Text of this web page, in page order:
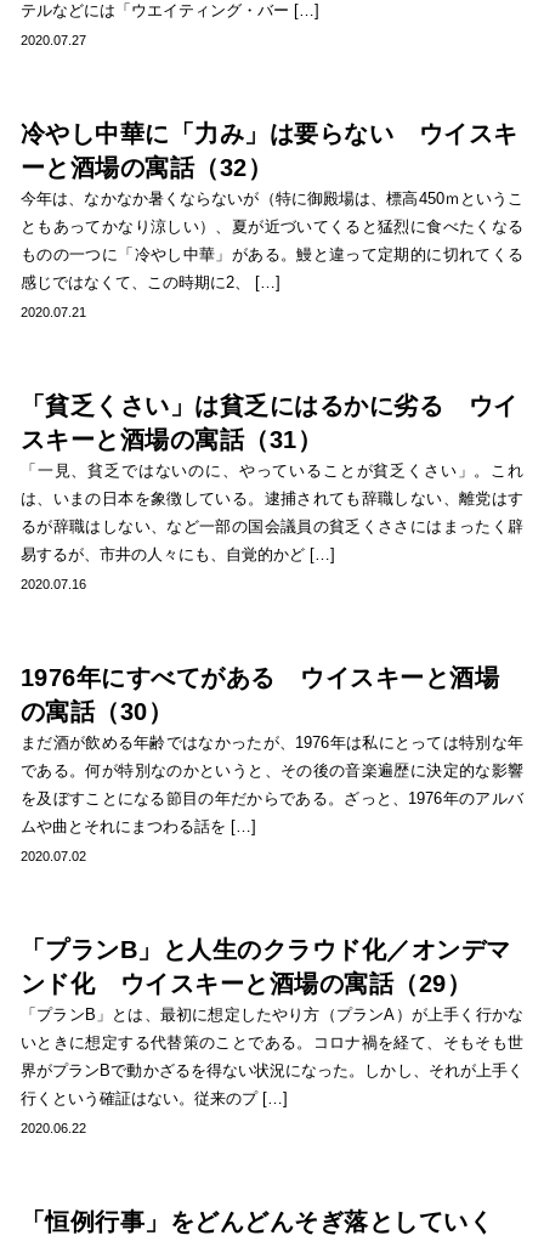
テルなどには「ウエイティング・バー […]
2020.07.27
冷やし中華に「力み」は要らない ウイスキ
ーと酒場の寓話（32）
今年は、なかなか暑くならないが（特に御殿場は、標高450ｍというこ
ともあってかなり涼しい）、夏が近づいてくると猛烈に食べたくなる
ものの一つに「冷やし中華」がある。鰻と違って定期的に切れてくる
感じではなくて、この時期に2、 […]
2020.07.21
「貧乏くさい」は貧乏にはるかに劣る ウイ
スキーと酒場の寓話（31）
「一見、貧乏ではないのに、やっていることが貧乏くさい」。これ
は、いまの日本を象徴している。逮捕されても辞職しない、離党はす
るが辞職はしない、など一部の国会議員の貧乏くささにはまったく辟
易するが、市井の人々にも、自覚的かど […]
2020.07.16
1976年にすべてがある ウイスキーと酒場
の寓話（30）
まだ酒が飲める年齢ではなかったが、1976年は私にとっては特別な年
である。何が特別なのかというと、その後の音楽遍歴に決定的な影響
を及ぼすことになる節目の年だからである。ざっと、1976年のアルバ
ムや曲とそれにまつわる話を […]
2020.07.02
「プランB」と人生のクラウド化／オンデマ
ンド化 ウイスキーと酒場の寓話（29）
「プランB」とは、最初に想定したやり方（プランA）が上手く行かな
いときに想定する代替策のことである。コロナ禍を経て、そもそも世
界がプランBで動かざるを得ない状況になった。しかし、それが上手く
行くという確証はない。従来のプ […]
2020.06.22
「恒例行事」をどんどんそぎ落としていく